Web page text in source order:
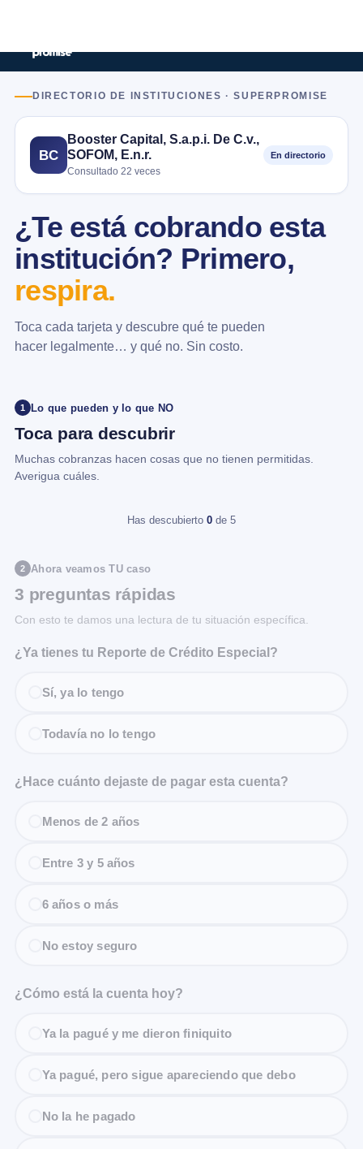
DIRECTORIO DE INSTITUCIONES · SUPERPROMISE
BC
Booster Capital, S.a.p.i. De C.v.,
SOFOM, E.n.r.
Consultado 22 veces
En directorio
¿Te está cobrando esta
institución? Primero,
respira.
Toca cada tarjeta y descubre qué te pueden
hacer legalmente… y qué no. Sin costo.
1 Lo que pueden y lo que NO
Toca para descubrir
Muchas cobranzas hacen cosas que no tienen permitidas.
Averigua cuáles.
Has descubierto 0 de 5
2 Ahora veamos TU caso
3 preguntas rápidas
Con esto te damos una lectura de tu situación específica.
¿Ya tienes tu Reporte de Crédito Especial?
Sí, ya lo tengo
Todavía no lo tengo
¿Hace cuánto dejaste de pagar esta cuenta?
Menos de 2 años
Entre 3 y 5 años
6 años o más
No estoy seguro
¿Cómo está la cuenta hoy?
Ya la pagué y me dieron finiquito
Ya pagué, pero sigue apareciendo que debo
No la he pagado